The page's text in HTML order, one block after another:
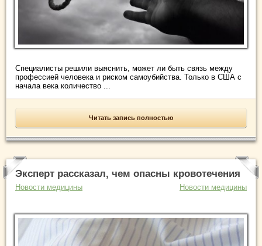
Специалисты решили выяснить, может ли быть связь между
профессией человека и риском самоубийства. Только в США с
начала века количество ...
Читать запись полностью
Эксперт рассказал, чем опасны кровотечения
Новости медицины Новости медицины